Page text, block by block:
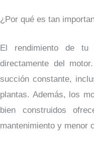
¿Por qué es tan
El rendimiento de tu
directamente del
succión constante,
plantas. Además, los
bien construidos
mantenimiento y menor